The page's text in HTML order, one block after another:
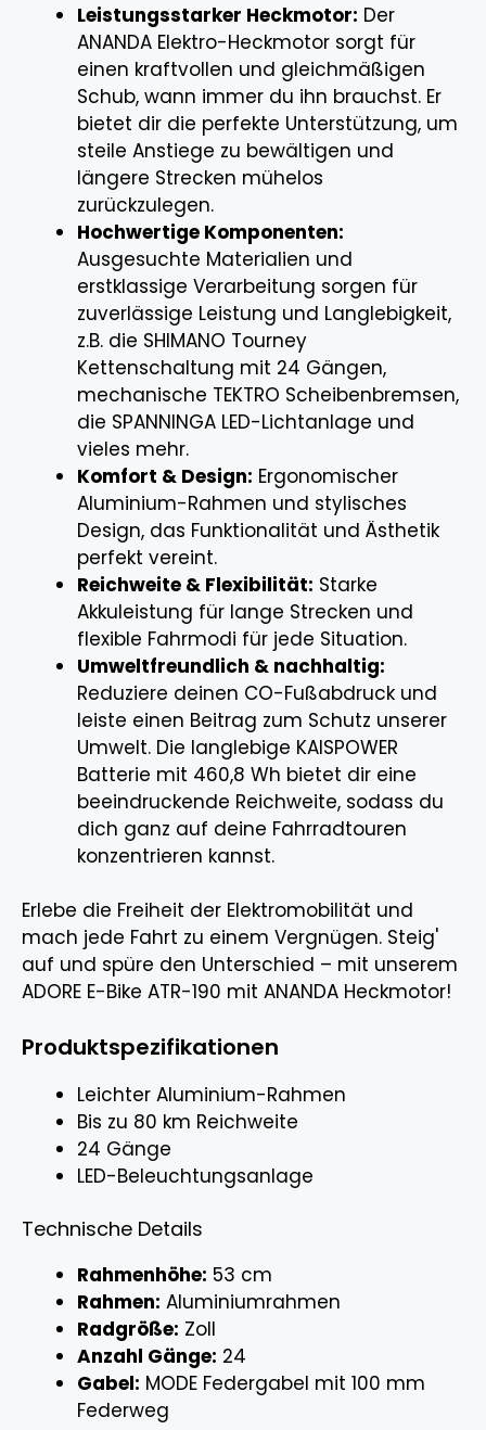
Leistungsstarker Heckmotor: Der
ANANDA Elektro-Heckmotor sorgt für
einen kraftvollen und gleichmäßigen
Schub, wann immer du ihn brauchst. Er
bietet dir die perfekte Unterstützung, um
steile Anstiege zu bewältigen und
längere Strecken mühelos
zurückzulegen.
Hochwertige Komponenten:
Ausgesuchte Materialien und
erstklassige Verarbeitung sorgen für
zuverlässige Leistung und Langlebigkeit,
z.B. die SHIMANO Tourney
Kettenschaltung mit 24 Gängen,
mechanische TEKTRO Scheibenbremsen,
die SPANNINGA LED-Lichtanlage und
vieles mehr.
Komfort & Design: Ergonomischer
Aluminium-Rahmen und stylisches
Design, das Funktionalität und Ästhetik
perfekt vereint.
Reichweite & Flexibilität: Starke
Akkuleistung für lange Strecken und
flexible Fahrmodi für jede Situation.
Umweltfreundlich & nachhaltig:
Reduziere deinen CO-Fußabdruck und
leiste einen Beitrag zum Schutz unserer
Umwelt. Die langlebige KAISPOWER
Batterie mit 460,8 Wh bietet dir eine
beeindruckende Reichweite, sodass du
dich ganz auf deine Fahrradtouren
konzentrieren kannst.
Erlebe die Freiheit der Elektromobilität und
mach jede Fahrt zu einem Vergnügen. Steig'
auf und spüre den Unterschied – mit unserem
ADORE E-Bike ATR-190 mit ANANDA Heckmotor!
Produktspezifikationen
Leichter Aluminium-Rahmen
Bis zu 80 km Reichweite
24 Gänge
LED-Beleuchtungsanlage
Technische Details
Rahmenhöhe: 53 cm
Rahmen: Aluminiumrahmen
Radgröße: Zoll
Anzahl Gänge: 24
Gabel: MODE Federgabel mit 100 mm
Federweg